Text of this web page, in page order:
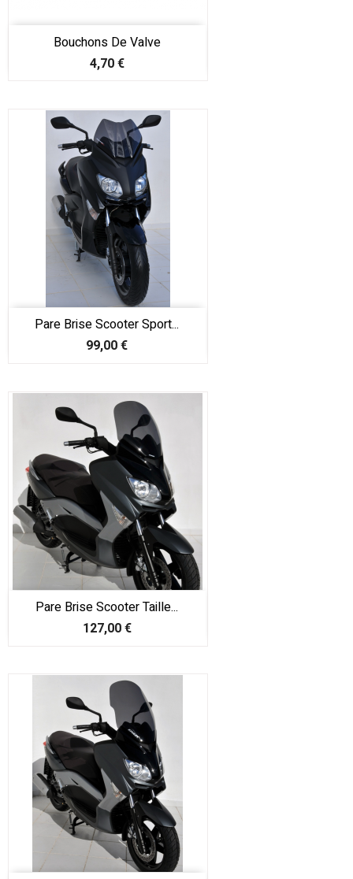
Bouchons De Valve
Prix
4,70 €
Pare Brise Scooter Sport...
Prix
99,00 €
Pare Brise Scooter Taille...
Prix
127,00 €